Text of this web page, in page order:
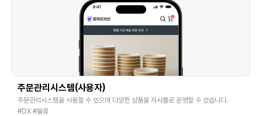
주문관리시스템(사용자)
주문관리시스템을 사용할 수 있으며 다양한 상품을 자사몰로 운영할 수 있습니다.
#DX #물류